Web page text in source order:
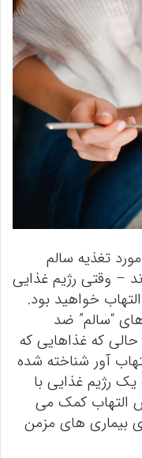
تغذیه سالم
– وقتی رژیم غذایی
خواهید بود.
“سالم” ضد
که غذاهایی که
آور شناخته شده
رژیم غذایی با
التهاب کمک می
بیماری های مزمن